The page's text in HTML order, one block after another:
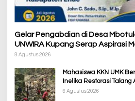
Gelar Pengabdian di Desa
UNWIRA Kupang Serap Aspirasi
Penguatan Kapasitas Karang
8 Agustus 2026
Mahasiswa KKN UMK
Inelika Restorasi Talang
Irigasi Sawah
6 Agustus 2026